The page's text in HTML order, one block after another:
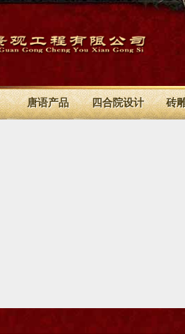
唐语产品 四合院设计 砖